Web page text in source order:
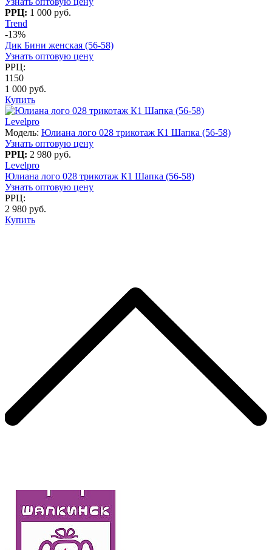
РРЦ: 1 000 руб.
Trend
-13%
Дик Бини женская (56-58)
Узнать оптовую цену
РРЦ:
1150
1 000 руб.
Купить
Levelpro
Модель: Юлиана лого 028 трикотаж К1 Шапка (56-58)
Узнать оптовую цену
РРЦ: 2 980 руб.
Levelpro
Юлиана лого 028 трикотаж К1 Шапка (56-58)
Узнать оптовую цену
РРЦ:
2 980 руб.
Купить